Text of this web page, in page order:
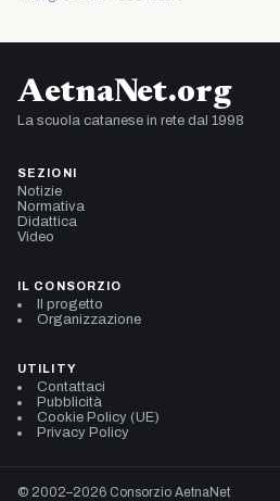
AetnaNet.org
La scuola catanese in rete dal 1998
SEZIONI
Notizie
Normativa
Didattica
Video
IL CONSORZIO
Il progetto
Organizzazione
UTILITY
Contattaci
Pubblicità
Cookie Policy (UE)
Privacy Policy
© 2002–2026 Consorzio AetnaNet